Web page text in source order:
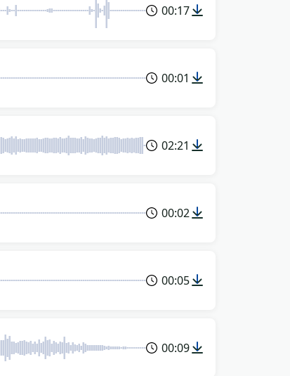
00:17
00:01
02:21
00:02
00:05
00:09